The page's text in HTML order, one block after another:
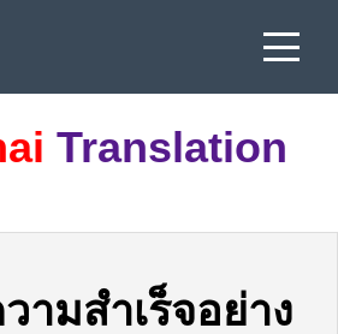
Translation
ามสำเร็จอย่าง